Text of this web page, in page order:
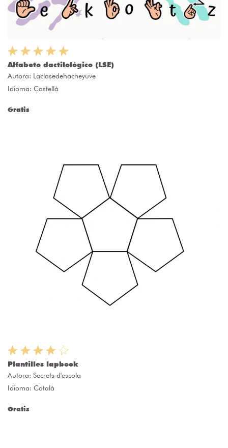
Alfabeto dactilológico (LSE)
Autora: Laclasedehacheyuve
Idioma: Castellà
Gratis
Plantilles lapbook
Autora: Secrets d'escola
Idioma: Català
Gratis